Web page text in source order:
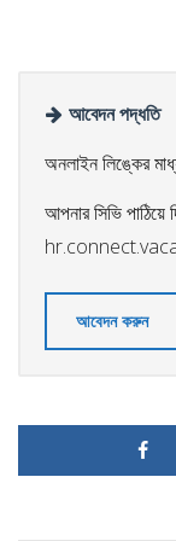
আবেদন পদ্ধতি
অনলাইন লিঙ্কের
আপনার সিভি পাঠিয়ে
আবেদন করুন